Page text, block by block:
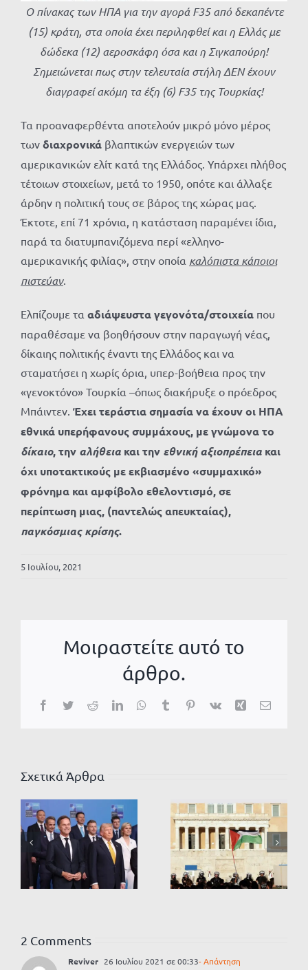
Ο πίνακας των ΗΠΑ για την αγορά F35 από δεκαπέντε
(15) κράτη, στα οποία έχει περιληφθεί και η Ελλάς με
δώδεκα (12) αεροσκάφη όσα και η Σιγκαπούρη!
Σημειώνεται πως στην τελευταία στήλη ΔΕΝ έχουν
διαγραφεί ακόμη τα έξη (6) F35 της Τουρκίας!
Τα προαναφερθέντα αποτελούν μικρό μόνο μέρος
των διαχρονικά βλαπτικών ενεργειών των
αμερικανικών ελίτ κατά της Ελλάδος. Υπάρχει πλήθος
τέτοιων στοιχείων, μετά το 1950, οπότε και άλλαξε
άρδην η πολιτική τους σε βάρος της χώρας μας.
Έκτοτε, επί 71 χρόνια, η κατάσταση παραμένει ίδια,
παρά τα διατυμπανιζόμενα περί «ελληνο-
αμερικανικής φιλίας», στην οποία καλόπιστα κάποιοι
πιστεύαν.
Ελπίζουμε τα αδιάψευστα γεγονότα/στοιχεία που
παραθέσαμε να βοηθήσουν στην παραγωγή νέας,
δίκαιης πολιτικής έναντι της Ελλάδος και να
σταματήσει η χωρίς όρια, υπερ-βοήθεια προς την
«γενοκτόνο» Τουρκία –όπως διακήρυξε ο πρόεδρος
Μπάιντεν. Έχει τεράστια σημασία να έχουν οι ΗΠΑ
εθνικά υπερήφανους συμμάχους, με γνώμονα το
δίκαιο, την αλήθεια και την εθνική αξιοπρέπεια και
όχι υποτακτικούς με εκβιασμένο «συμμαχικό»
φρόνημα και αμφίβολο εθελοντισμό, σε
περίπτωση μιας, (παντελώς απευκταίας),
παγκόσμιας κρίσης.
5 Ιουλίου, 2021
Μοιραστείτε αυτό το
άρθρο.
Facebook
TwitterRedditLinkedInWhatsApp
TumblrPinterest
Vk Xing Email
Σχετικά Άρθρα
2 Comments
Reviver 26 Ιουλίου 2021 σε 00:33- Απάντηση